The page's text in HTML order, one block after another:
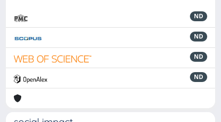
ND
ND
ND
ND